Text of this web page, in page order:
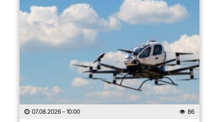
07.08.2026 - 10:00 86